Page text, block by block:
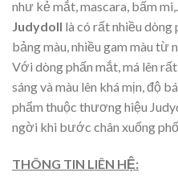
như kẻ mắt, mascara, bấm
Judydoll là có rất nhiều dòng
bảng màu, nhiều gam màu từ
Với dòng phấn mắt, má lên
sáng và màu lên khá mịn, độ
phẩm thuộc thương hiệu
ngời khi bước chân xuống
THÔNG TIN LIÊN HỆ: